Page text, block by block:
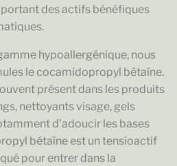
des actifs bénéfiques
hypoallergénique, nous
le cocamidopropyl bétaïne.
présent dans les produits
nettoyants visage, gels
d’adoucir les bases
bétaïne est un tensioactif
pour entrer dans la